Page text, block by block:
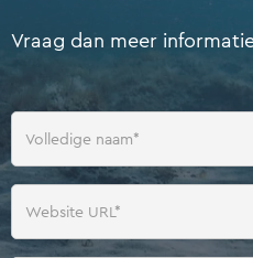
Vraag dan meer